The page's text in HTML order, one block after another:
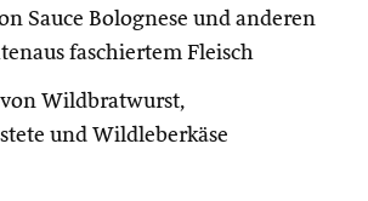
Sauce Bolognese und anderen
faschiertem Fleisch
Wildbratwurst,
und Wildleberkäse